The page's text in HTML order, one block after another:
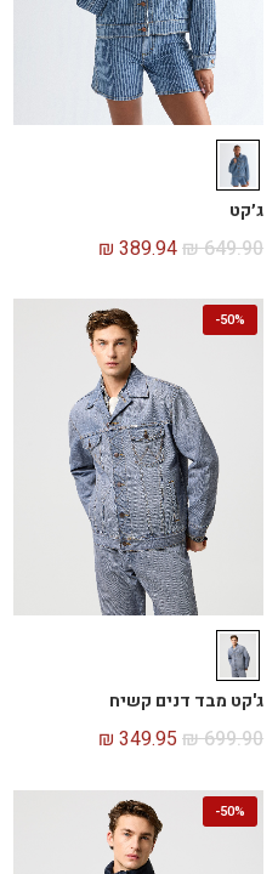
ג׳קט
₪649.90
₪ 389.94
50%
-
ג'קט מבד דנים קשיח
₪699.90
₪ 349.95
50%
-